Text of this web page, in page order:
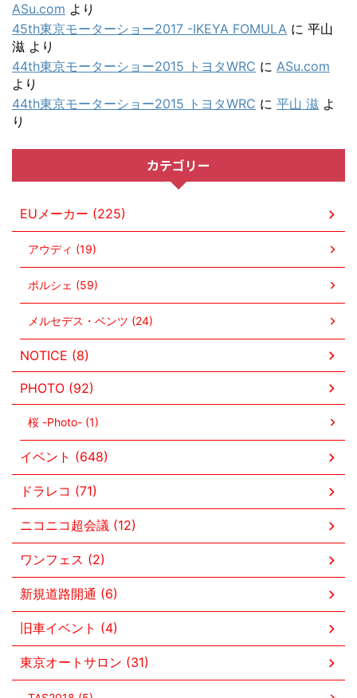
ASu.com より
45th東京モーターショー2017 -IKEYA FOMULA に 平山
滋 より
44th東京モーターショー2015 トヨタWRC に ASu.com
より
44th東京モーターショー2015 トヨタWRC に 平山 滋 よ
り
カテゴリー
EUメーカー (225)
アウディ (19)
ポルシェ (59)
メルセデス・ベンツ (24)
NOTICE (8)
PHOTO (92)
桜 -Photo- (1)
イベント (648)
ドラレコ (71)
ニコニコ超会議 (12)
ワンフェス (2)
新規道路開通 (6)
旧車イベント (4)
東京オートサロン (31)